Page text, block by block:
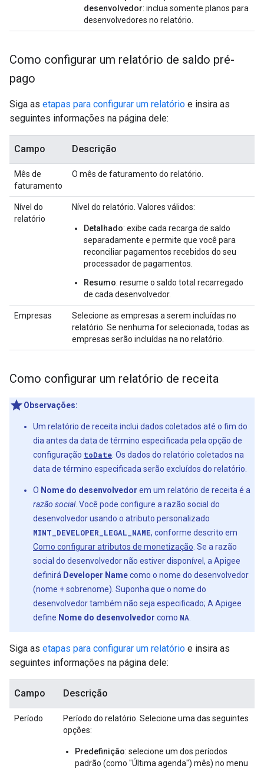
desenvolvedor: inclua somente planos para
desenvolvedores no relatório.
Como configurar um relatório de saldo pré-
pago
Siga as etapas para configurar um relatório e insira as
seguintes informações na página dele:
Campo Descrição
Mês de
faturamento
O mês de faturamento do relatório.
Nível do
relatório
Nível do relatório. Valores válidos:
Detalhado: exibe cada recarga de saldo
separadamente e permite que você para
reconciliar pagamentos recebidos do seu
processador de pagamentos.
Resumo: resume o saldo total recarregado
de cada desenvolvedor.
Empresas
Selecione as empresas a serem incluídas no
relatório. Se nenhuma for selecionada, todas as
empresas serão incluídas na no relatório.
Como configurar um relatório de receita
Observações:
Um relatório de receita inclui dados coletados até o fim do
dia antes da data de término especificada pela opção de
configuração toDate. Os dados do relatório coletados na
data de término especificada serão excluídos do relatório.
O Nome do desenvolvedor em um relatório de receita é a
razão social. Você pode configure a razão social do
desenvolvedor usando o atributo personalizado
MINT_DEVELOPER_LEGAL_NAME, conforme descrito em
Como configurar atributos de monetização. Se a razão
social do desenvolvedor não estiver disponível, a Apigee
definirá Developer Namecomo o nome do desenvolvedor
(nome + sobrenome). Suponha que o nome do
desenvolvedor também não seja especificado; A Apigee
define Nome do desenvolvedor como NA.
Siga as etapas para configurar um relatório e insira as
seguintes informações na página dele:
Campo Descrição
Período
Período do relatório. Selecione uma das seguintes
opções:
Predefinição: selecione um dos períodos
padrão (como "Última agenda") mês) no menu